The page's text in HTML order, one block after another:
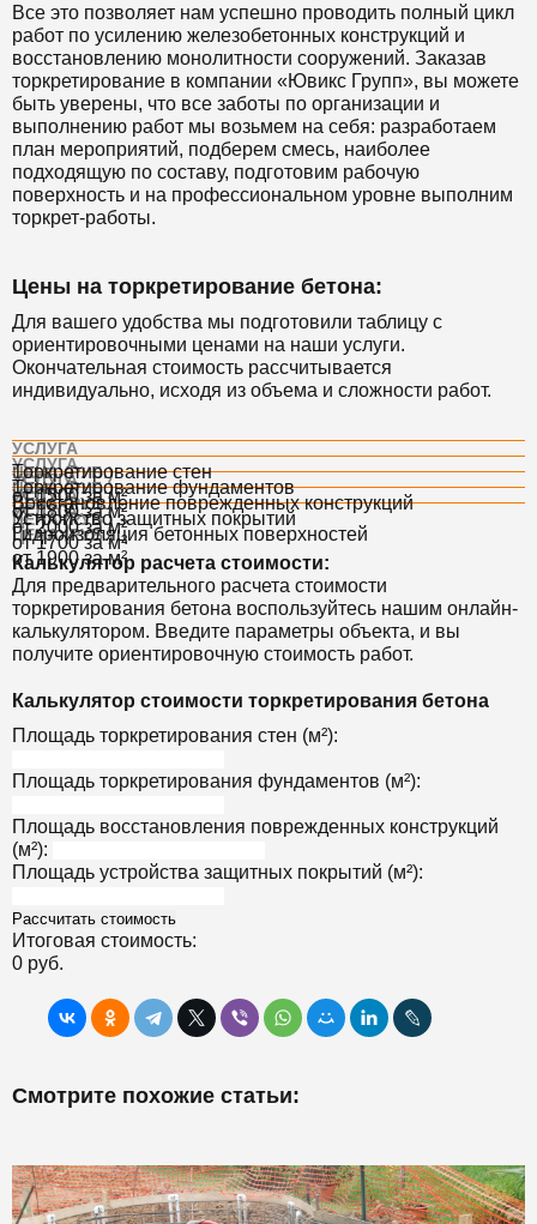
Все это позволяет нам успешно проводить полный цикл
работ по усилению железобетонных конструкций и
восстановлению монолитности сооружений. Заказав
торкретирование в компании «Ювикс Групп», вы можете
быть уверены, что все заботы по организации и
выполнению работ мы возьмем на себя: разработаем
план мероприятий, подберем смесь, наиболее
подходящую по составу, подготовим рабочую
поверхность и на профессиональном уровне выполним
торкрет-работы.
Цены на торкретирование бетона:
Для вашего удобства мы подготовили таблицу с
ориентировочными ценами на наши услуги.
Окончательная стоимость рассчитывается
индивидуально, исходя из объема и сложности работ.
УСЛУГА
Торкретирование стен
ЦЕНА (РУБ.)
от 1500 за м²
УСЛУГА
Торкретирование фундаментов
ЦЕНА (РУБ.)
от 1800 за м²
УСЛУГА
Восстановление поврежденных конструкций
ЦЕНА (РУБ.)
от 2000 за м²
УСЛУГА
Устройство защитных покрытий
ЦЕНА (РУБ.)
от 1700 за м²
УСЛУГА
Гидроизоляция бетонных поверхностей
ЦЕНА (РУБ.)
от 1900 за м²
Калькулятор расчета стоимости:
Для предварительного расчета стоимости
торкретирования бетона воспользуйтесь нашим онлайн-
калькулятором. Введите параметры объекта, и вы
получите ориентировочную стоимость работ.
Калькулятор стоимости торкретирования бетона
Площадь торкретирования стен (м²):
Площадь торкретирования фундаментов (м²):
Площадь восстановления поврежденных конструкций
(м²):
Площадь устройства защитных покрытий (м²):
Рассчитать стоимость
Итоговая стоимость:
0 руб.
Смотрите похожие статьи: